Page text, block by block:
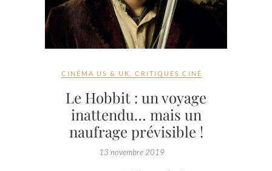
CINÉMA US & UK CRITIQUES CINÉ
Le Hobbit : un voyage
inattendu… mais un
naufrage prévisible !
13 novembre 2019